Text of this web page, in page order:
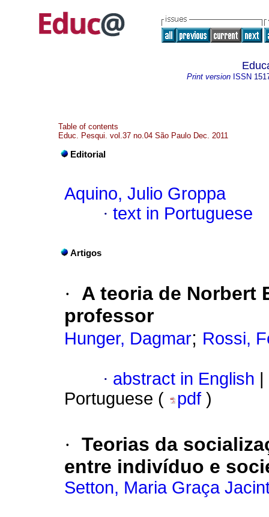
Print version ISSN
Table of contents
Educ. Pesqui. vol.37 no.04 São Paulo Dec. 2011
Editorial
Aquino, Julio Groppa
· text in Portuguese
Artigos
·
A teoria de Norbert
professor
Hunger, Dagmar; Rossi,
· abstract in English
Portuguese (
pdf )
· Teorias da
entre indivíduo e
Setton, Maria Graça